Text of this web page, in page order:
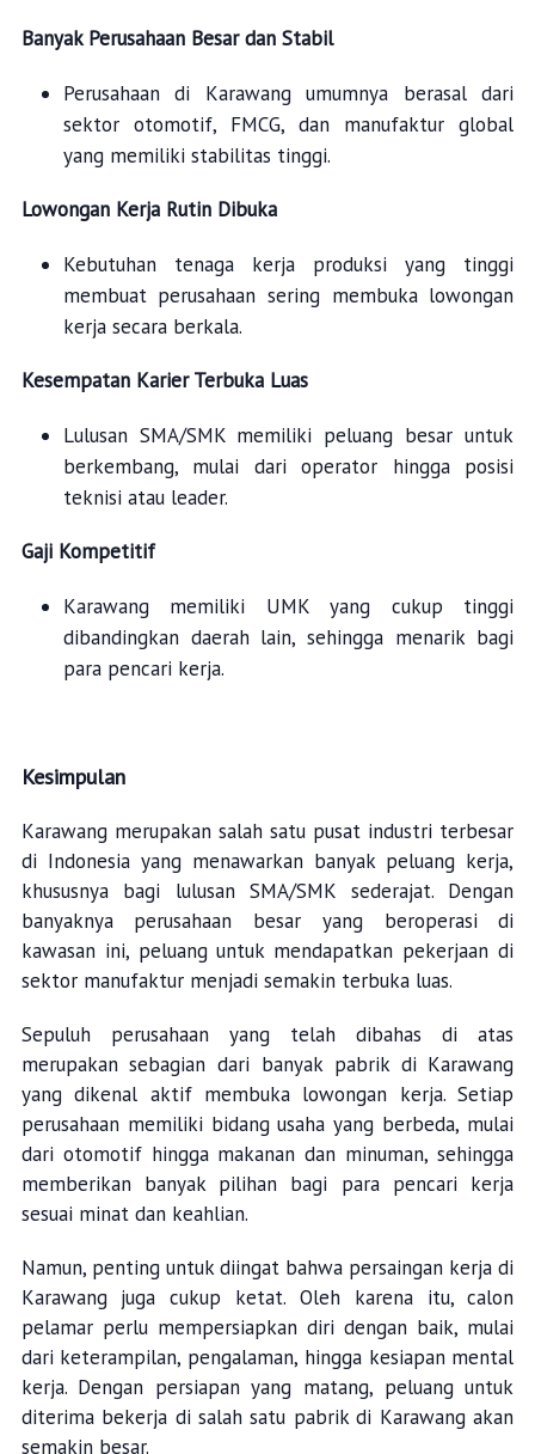
Banyak Perusahaan Besar dan Stabil
Perusahaan di Karawang umumnya berasal dari
sektor otomotif, FMCG, dan manufaktur global
yang memiliki stabilitas tinggi.
Lowongan Kerja Rutin Dibuka
Kebutuhan tenaga kerja produksi yang tinggi
membuat perusahaan sering membuka lowongan
kerja secara berkala.
Kesempatan Karier Terbuka Luas
Lulusan SMA/SMK memiliki peluang besar untuk
berkembang, mulai dari operator hingga posisi
teknisi atau leader.
Gaji Kompetitif
Karawang memiliki UMK yang cukup tinggi
dibandingkan daerah lain, sehingga menarik bagi
para pencari kerja.
Kesimpulan
Karawang merupakan salah satu pusat industri terbesar
di Indonesia yang menawarkan banyak peluang kerja,
khususnya bagi lulusan SMA/SMK sederajat. Dengan
banyaknya perusahaan besar yang beroperasi di
kawasan ini, peluang untuk mendapatkan pekerjaan di
sektor manufaktur menjadi semakin terbuka luas.
Sepuluh perusahaan yang telah dibahas di atas
merupakan sebagian dari banyak pabrik di Karawang
yang dikenal aktif membuka lowongan kerja. Setiap
perusahaan memiliki bidang usaha yang berbeda, mulai
dari otomotif hingga makanan dan minuman, sehingga
memberikan banyak pilihan bagi para pencari kerja
sesuai minat dan keahlian.
Namun, penting untuk diingat bahwa persaingan kerja di
Karawang juga cukup ketat. Oleh karena itu, calon
pelamar perlu mempersiapkan diri dengan baik, mulai
dari keterampilan, pengalaman, hingga kesiapan mental
kerja. Dengan persiapan yang matang, peluang untuk
diterima bekerja di salah satu pabrik di Karawang akan
semakin besar.